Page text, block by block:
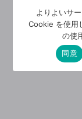
よりよいサ
Cookie を使用
の使
同意